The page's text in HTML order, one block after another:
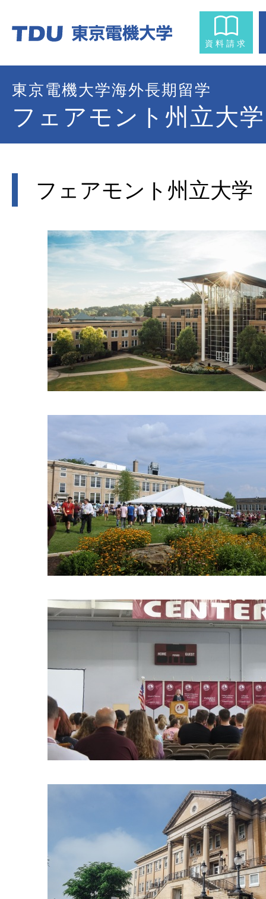
資料請求
東京電機大学海外長期留学
フェアモント州立大学
フェアモント州立大学